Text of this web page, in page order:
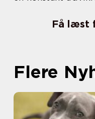
Få læst
Flere